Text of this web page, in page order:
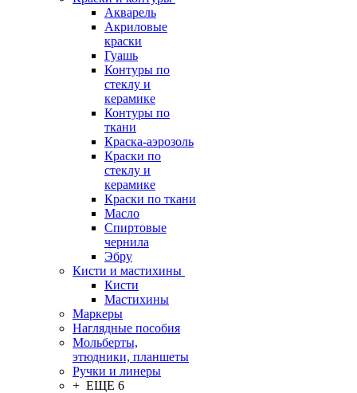
Акварель
Акриловые
краски
Гуашь
Контуры по
стеклу и
керамике
Контуры по
ткани
Краска-аэрозоль
Краски по
стеклу и
керамике
Краски по ткани
Масло
Спиртовые
чернила
Эбру
Кисти и мастихины
Кисти
Мастихины
Маркеры
Наглядные пособия
Мольберты,
этюдники, планшеты
Ручки и линеры
+ ЕЩЕ 6